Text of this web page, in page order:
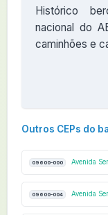
Histórico
nacional do
caminhões e
Outros CEPs do
09600-000 Avenida
09600-004 Avenida